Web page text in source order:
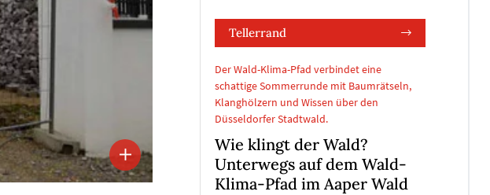
Tellerrand
Der Wald-Klima-Pfad verbindet eine
schattige Sommerrunde mit Baumrätseln,
Klanghölzern und Wissen über den
Düsseldorfer Stadtwald.
Wie klingt der Wald?
Unterwegs auf dem Wald-
Klima-Pfad im Aaper Wald